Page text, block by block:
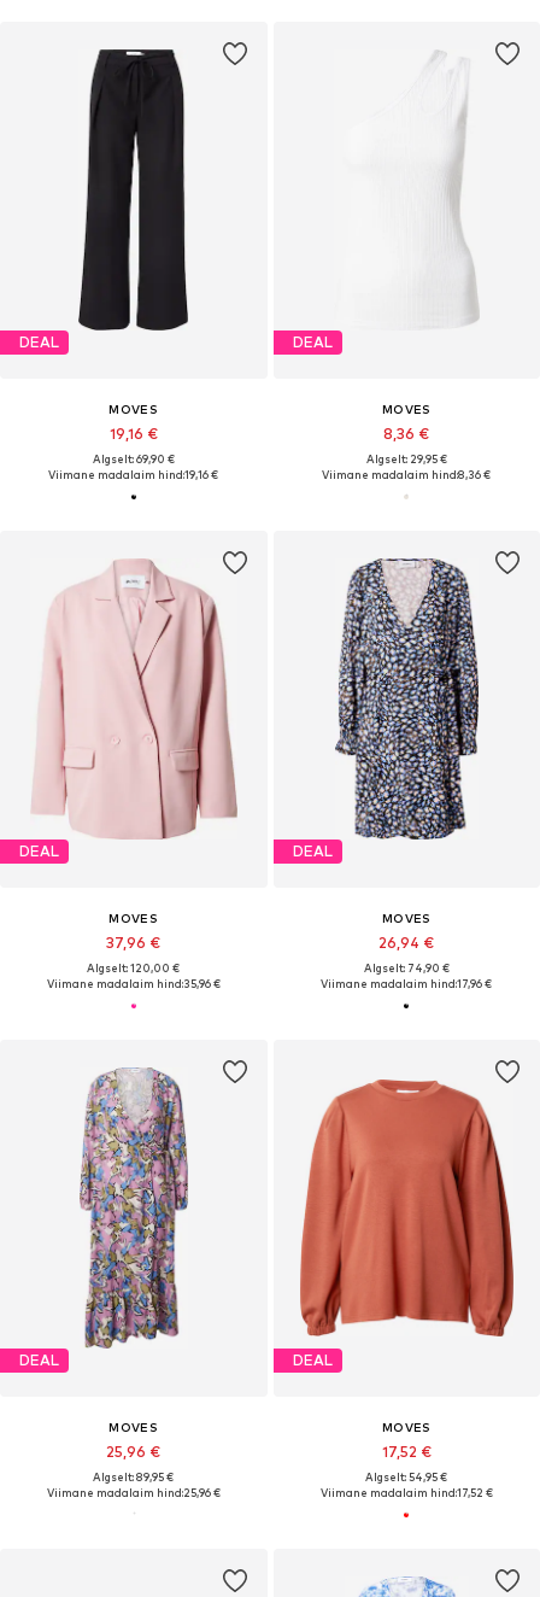
DEAL
MOVES
19,16 €
Algselt: 69,90 €
Viimane madalaim hind:19,16 €
DEAL
MOVES
8,36 €
Algselt: 29,95 €
Viimane madalaim hind:8,36 €
DEAL
MOVES
37,96 €
Algselt: 120,00 €
Viimane madalaim hind:35,96 €
DEAL
MOVES
26,94 €
Algselt: 74,90 €
Viimane madalaim hind:17,96 €
DEAL
MOVES
25,96 €
Algselt: 89,95 €
Viimane madalaim hind:25,96 €
DEAL
MOVES
17,52 €
Algselt: 54,95 €
Viimane madalaim hind:17,52 €